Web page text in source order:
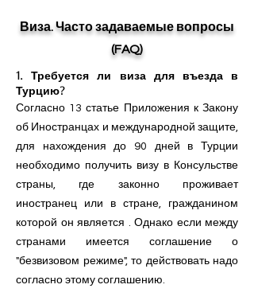
Виза. Часто задаваемые вопросы
(FAQ)
​1. Требуется ли виза для въезда в
Турцию?
Согласно 13 статье Приложения к Закону
об Иностранцах и международной защите,
для нахождения до 90 дней в Турции
необходимо получить визу в Консульстве
страны, где законно проживает
иностранец или в стране, гражданином
которой он является . Однако если между
странами имеется соглашение о
"безвизовом режиме", то действовать надо
согласно этому соглашению.